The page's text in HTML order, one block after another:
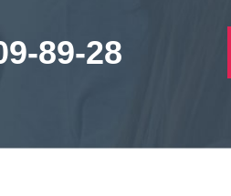
89-28